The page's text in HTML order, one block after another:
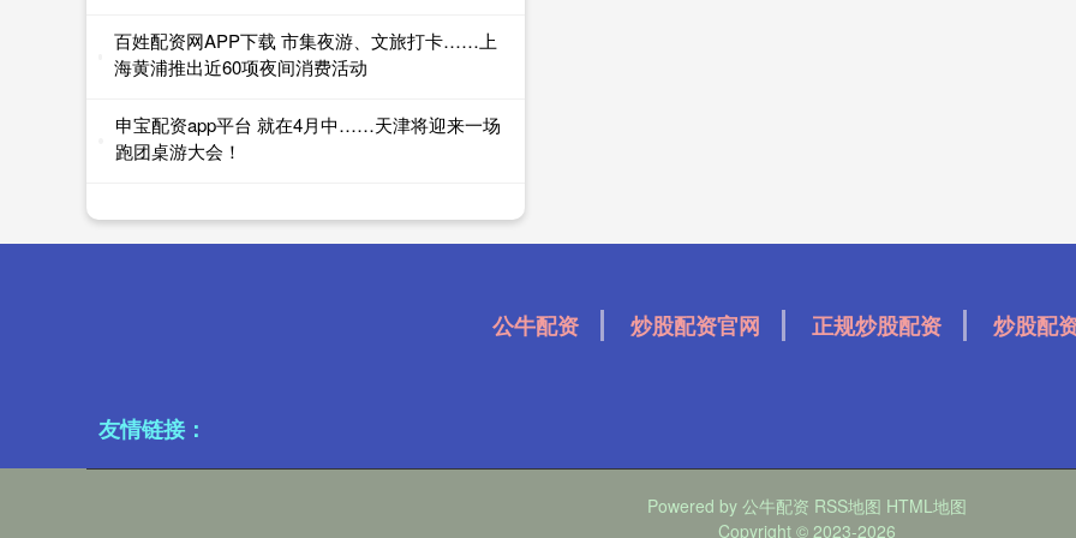
百姓配资网APP下载 市集夜游、文旅打卡……上
海黄浦推出近60项夜间消费活动
申宝配资app平台 就在4月中……天津将迎来一场
跑团桌游大会！
公牛配资 炒股配资官网 正规炒股配资 炒股配
友情链接：
Powered by 公牛配资 RSS地图 HTML地图
Copyright © 2023-2026